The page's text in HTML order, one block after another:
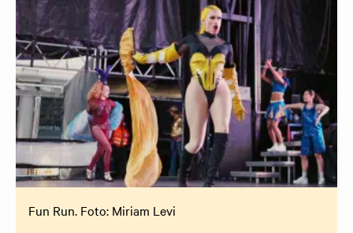
Fun Run. Foto: Miriam Levi